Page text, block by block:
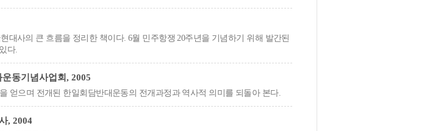
대사의 큰 흐름을 정리한 책이다. 6월 민주항쟁 20주년을 기념하기 위해 발간된
다.
동기념사업회, 2005
얻으며 전개된 한일회담반대운동의 전개과정과 역사적 의미를 되돌아 본다.
, 2004